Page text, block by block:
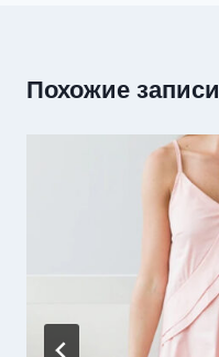
Похожие записи